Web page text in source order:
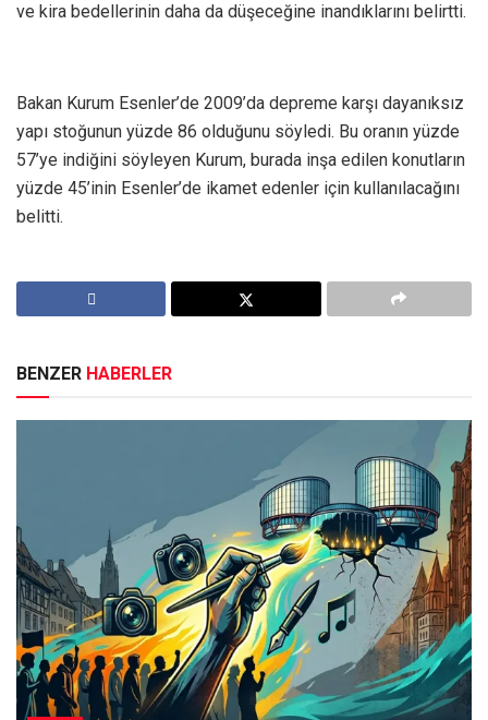
ve kira bedellerinin daha da düşeceğine inandıklarını belirtti.
Bakan Kurum Esenler’de 2009’da depreme karşı dayanıksız
yapı stoğunun yüzde 86 olduğunu söyledi. Bu oranın yüzde
57’ye indiğini söyleyen Kurum, burada inşa edilen konutların
yüzde 45’inin Esenler’de ikamet edenler için kullanılacağını
belitti.
BENZER HABERLER